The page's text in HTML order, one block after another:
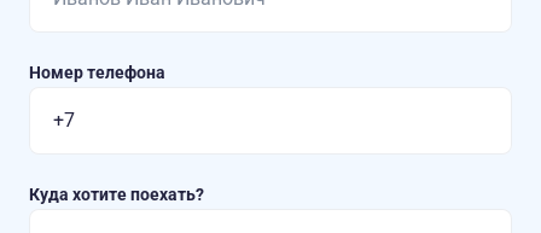
Номер телефона
Куда хотите поехать?